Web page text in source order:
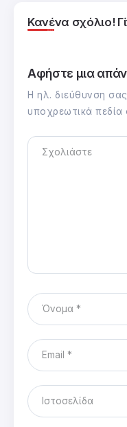
Κανένα σχόλιο!
Αφήστε μια
Η ηλ. διεύθυνση
υποχρεωτικά πεδία